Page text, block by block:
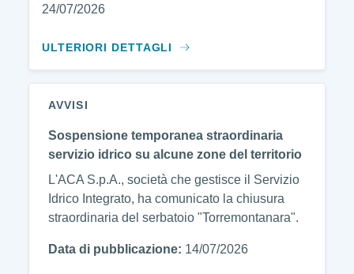
24/07/2026
ULTERIORI DETTAGLI
AVVISI
Sospensione temporanea straordinaria
servizio idrico su alcune zone del territorio
L'ACA S.p.A., società che gestisce il Servizio
Idrico Integrato, ha comunicato la chiusura
straordinaria del serbatoio "Torremontanara".
Data di pubblicazione: 14/07/2026